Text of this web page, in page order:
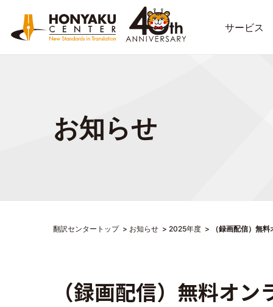
サービス
お知らせ
翻訳センタートップ お知らせ 2025年度 （録画配信）無
（録画配信）無料オ